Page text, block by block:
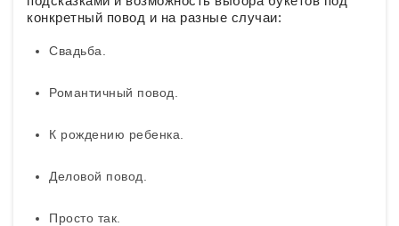
конкретный повод и на разные случаи:
Свадьба.
Романтичный повод.
К рождению ребенка.
Деловой повод.
Просто так.